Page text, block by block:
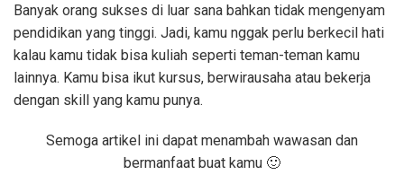
Banyak orang sukses di luar sana bahkan tidak mengenyam
pendidikan yang tinggi. Jadi, kamu nggak perlu berkecil hati
kalau kamu tidak bisa kuliah seperti teman-teman kamu
lainnya. Kamu bisa ikut kursus, berwirausaha atau bekerja
dengan skill yang kamu punya.
Semoga artikel ini dapat menambah wawasan dan
bermanfaat buat kamu 🙂